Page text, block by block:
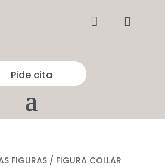
 
Pide cita
FIGURAS/ FIGURA COLLAR